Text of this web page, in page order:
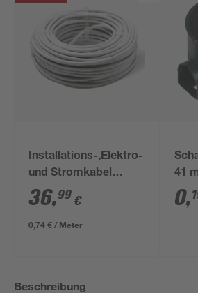
Installations-,Elektro-
und Stromkabel
NYM-J 3x1,5mm² 50
m
36,99 €
0,74 € / Meter
41
0,
Beschreibung